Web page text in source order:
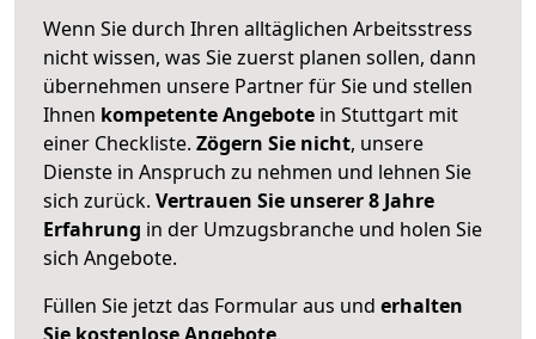
Wenn Sie durch Ihren alltäglichen Arbeitsstress
nicht wissen, was Sie zuerst planen sollen, dann
übernehmen unsere Partner für Sie und stellen
Ihnen kompetente Angebote in Stuttgart mit
einer Checkliste. Zögern Sie nicht, unsere
Dienste in Anspruch zu nehmen und lehnen Sie
sich zurück. Vertrauen Sie unserer 8 Jahre
Erfahrung in der Umzugsbranche und holen Sie
sich Angebote.
Füllen Sie jetzt das Formular aus und erhalten